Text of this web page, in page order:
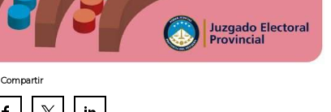
Compartir